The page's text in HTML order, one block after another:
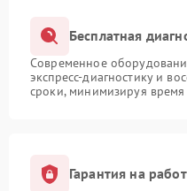
Бесплатная
Современное
экспресс-диагностику и
сроки, минимизируя время
Гарантия на